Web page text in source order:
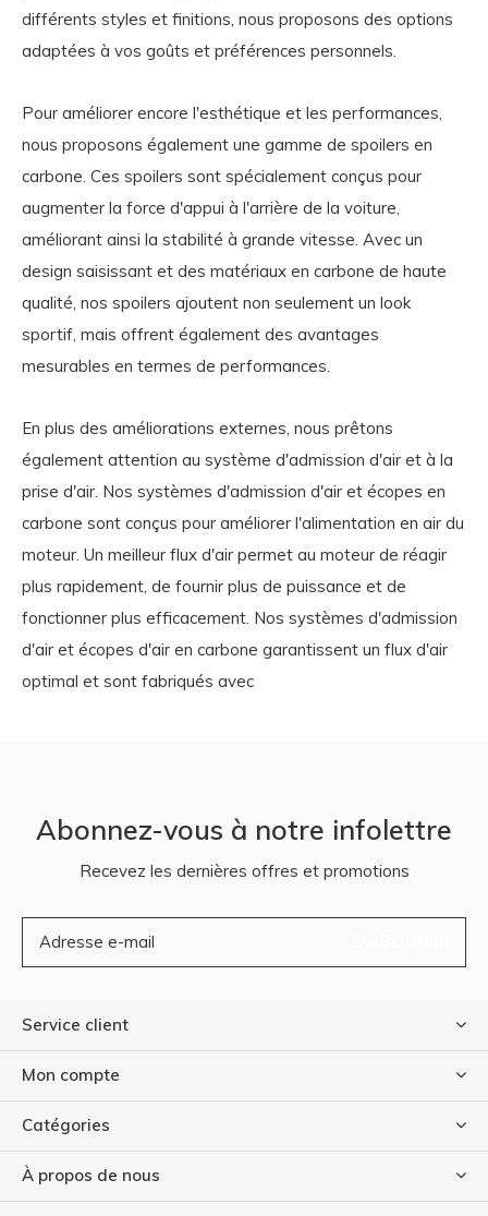
différents styles et finitions, nous proposons des options
adaptées à vos goûts et préférences personnels.
Pour améliorer encore l'esthétique et les performances,
nous proposons également une gamme de spoilers en
carbone. Ces spoilers sont spécialement conçus pour
augmenter la force d'appui à l'arrière de la voiture,
améliorant ainsi la stabilité à grande vitesse. Avec un
design saisissant et des matériaux en carbone de haute
qualité, nos spoilers ajoutent non seulement un look
sportif, mais offrent également des avantages
mesurables en termes de performances.
En plus des améliorations externes, nous prêtons
également attention au système d'admission d'air et à la
prise d'air. Nos systèmes d'admission d'air et écopes en
carbone sont conçus pour améliorer l'alimentation en air du
moteur. Un meilleur flux d'air permet au moteur de réagir
plus rapidement, de fournir plus de puissance et de
fonctionner plus efficacement. Nos systèmes d'admission
d'air et écopes d'air en carbone garantissent un flux d'air
optimal et sont fabriqués avec
Abonnez-vous à notre infolettre
Recevez les dernières offres et promotions
Service client
Mon compte
Catégories
À propos de nous